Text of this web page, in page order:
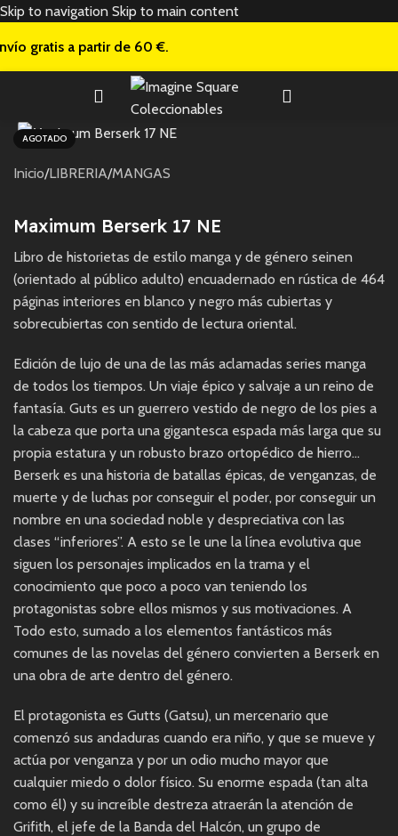
Skip to navigation Skip to main content
gratis a partir de 60 €.
AGOTADO
Inicio/LIBRERIA/MANGAS
Maximum Berserk 17 NE
Libro de historietas de estilo manga y de género seinen
(orientado al público adulto) encuadernado en rústica de 464
páginas interiores en blanco y negro más cubiertas y
sobrecubiertas con sentido de lectura oriental.
Edición de lujo de una de las más aclamadas series manga
de todos los tiempos. Un viaje épico y salvaje a un reino de
fantasía. Guts es un guerrero vestido de negro de los pies a
la cabeza que porta una gigantesca espada más larga que su
propia estatura y un robusto brazo ortopédico de hierro…
Berserk es una historia de batallas épicas, de venganzas, de
muerte y de luchas por conseguir el poder, por conseguir un
nombre en una sociedad noble y despreciativa con las
clases “inferiores”. A esto se le une la línea evolutiva que
siguen los personajes implicados en la trama y el
conocimiento que poco a poco van teniendo los
protagonistas sobre ellos mismos y sus motivaciones. A
Todo esto, sumado a los elementos fantásticos más
comunes de las novelas del género convierten a Berserk en
una obra de arte dentro del género.
El protagonista es Gutts (Gatsu), un mercenario que
comenzó sus andaduras cuando era niño, y que se mueve y
actúa por venganza y por un odio mucho mayor que
cualquier miedo o dolor físico. Su enorme espada (tan alta
como él) y su increíble destreza atraerán la atención de
Grifith, el jefe de la Banda del Halcón, un grupo de